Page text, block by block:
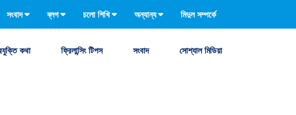
সংবাদ ব্লগ চলো শিখি অন্যান্য মিদুল সম্পর্কে
কথা ফ্রিলান্সিং টিপস সংবাদ সোশ্যাল মিডিয়া